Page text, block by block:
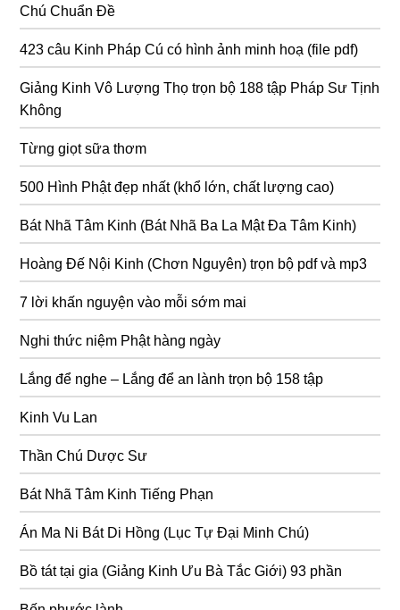
Chú Chuẩn Đề
423 câu Kinh Pháp Cú có hình ảnh minh hoạ (file pdf)
Giảng Kinh Vô Lượng Thọ trọn bộ 188 tập Pháp Sư Tịnh
Không
Từng giọt sữa thơm
500 Hình Phật đẹp nhất (khổ lớn, chất lượng cao)
Bát Nhã Tâm Kinh (Bát Nhã Ba La Mật Đa Tâm Kinh)
Hoàng Đế Nội Kinh (Chơn Nguyên) trọn bộ pdf và mp3
7 lời khấn nguyện vào mỗi sớm mai
Nghi thức niệm Phật hàng ngày
Lắng để nghe – Lắng để an lành trọn bộ 158 tập
Kinh Vu Lan
Thần Chú Dược Sư
Bát Nhã Tâm Kinh Tiếng Phạn
Án Ma Ni Bát Di Hồng (Lục Tự Đại Minh Chú)
Bồ tát tại gia (Giảng Kinh Ưu Bà Tắc Giới) 93 phần